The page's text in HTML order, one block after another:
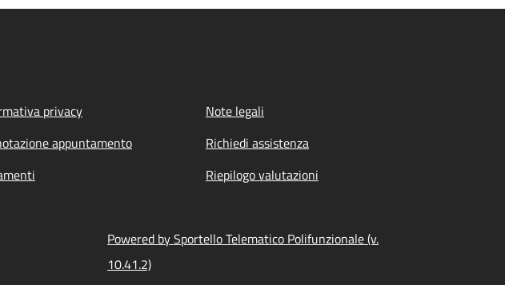
privacy
Note legali
appuntamento
Richiedi assistenza
Riepilogo valutazioni
Powered by Sportello Telematico Polifunzionale (v.
10.41.2)